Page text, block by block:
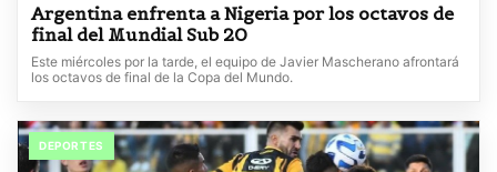
Argentina enfrenta a Nigeria por los octavos de
final del Mundial Sub 20
Este miércoles por la tarde, el equipo de Javier Mascherano afrontará
los octavos de final de la Copa del Mundo.
DEPORTES